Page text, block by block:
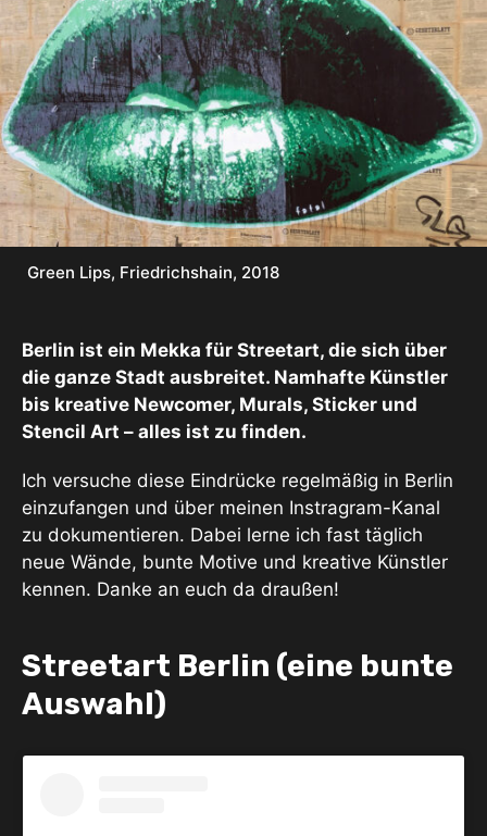
Green Lips, Friedrichshain, 2018
Berlin ist ein Mekka für Streetart, die sich über
die ganze Stadt ausbreitet. Namhafte Künstler
bis kreative Newcomer, Murals, Sticker und
Stencil Art – alles ist zu finden.
Ich versuche diese Eindrücke regelmäßig in Berlin
einzufangen und über meinen Instragram-Kanal
zu dokumentieren. Dabei lerne ich fast täglich
neue Wände, bunte Motive und kreative Künstler
kennen. Danke an euch da draußen!
Streetart Berlin (eine bunte
Auswahl)